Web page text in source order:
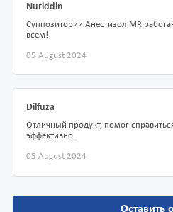
Nuriddin
Суппозитории Анестизол MR
всем!
05 August 2024
Dilfuza
Отличный продукт, помог
эффективно.
05 August 2024
Оставить